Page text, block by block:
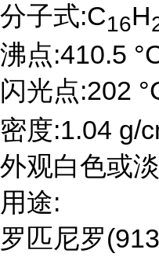
分子式:C16H
沸点:410.5
闪光点:202
密度:1.04 g/
外观白色或
用途:
罗匹尼罗